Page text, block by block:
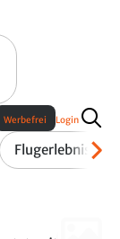
Flugerlebnis
Werbefrei Login